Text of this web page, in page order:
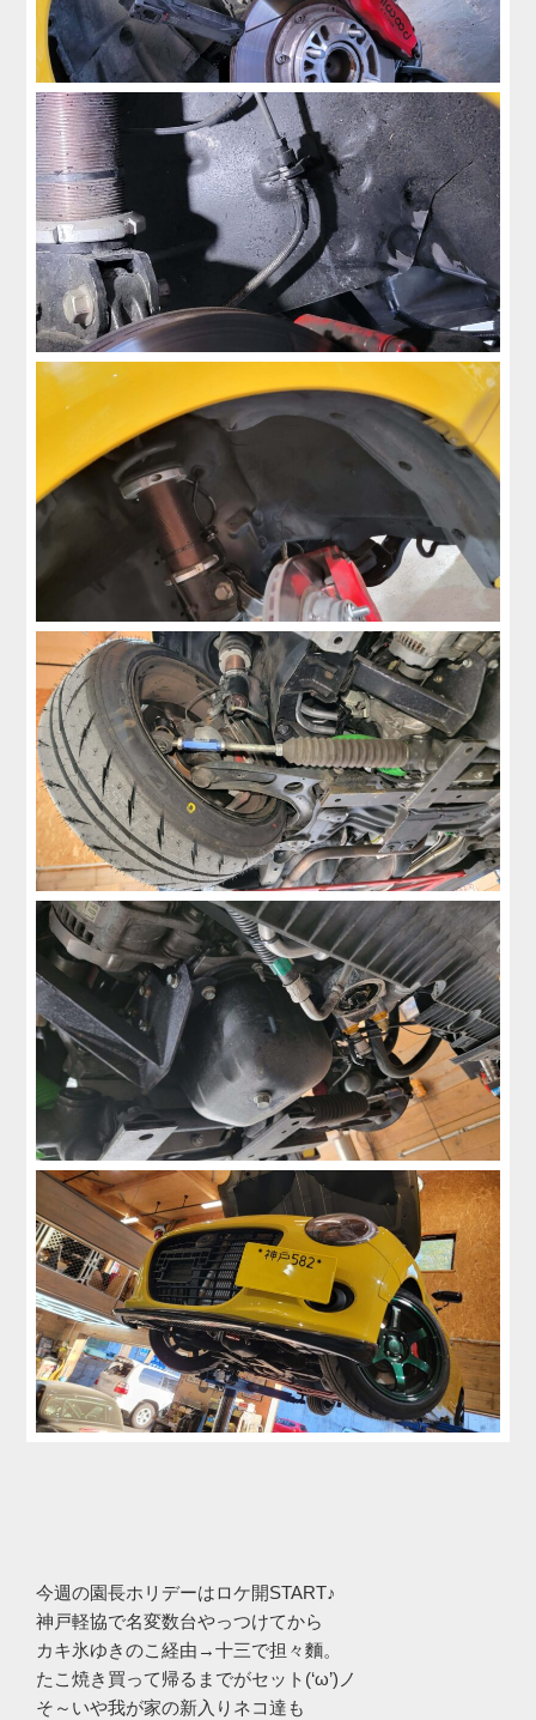
今週の園長ホリデーはロケ開START♪
神戸軽協で名変数台やっつけてから
カキ氷ゆきのこ経由→十三で担々麵。
たこ焼き買って帰るまでがセット(‘ω’)ノ
そ～いや我が家の新入りネコ達も